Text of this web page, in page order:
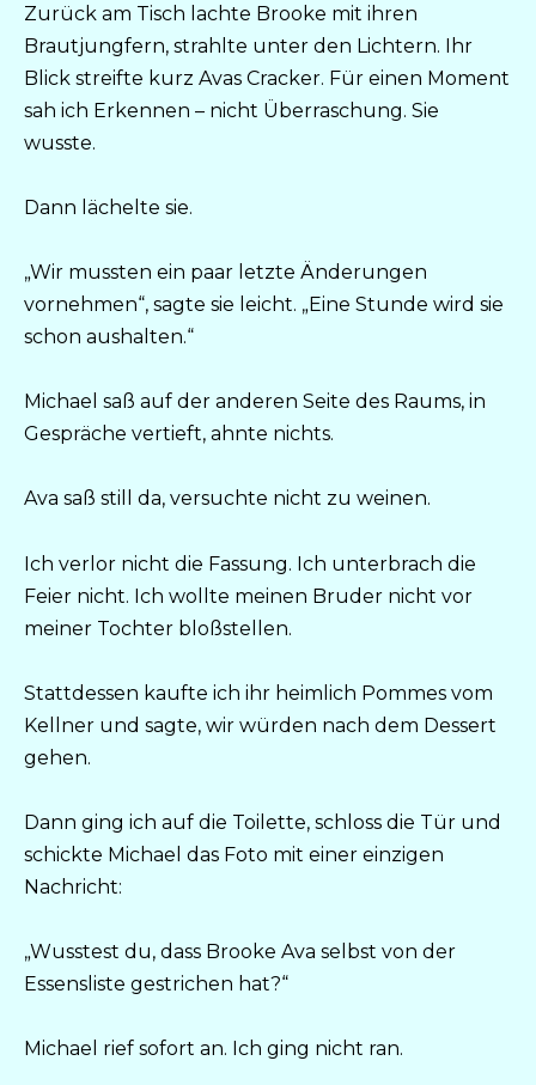
Zurück am Tisch lachte Brooke mit ihren
Brautjungfern, strahlte unter den Lichtern. Ihr
Blick streifte kurz Avas Cracker. Für einen Moment
sah ich Erkennen – nicht Überraschung. Sie
wusste.
Dann lächelte sie.
„Wir mussten ein paar letzte Änderungen
vornehmen“, sagte sie leicht. „Eine Stunde wird sie
schon aushalten.“
Michael saß auf der anderen Seite des Raums, in
Gespräche vertieft, ahnte nichts.
Ava saß still da, versuchte nicht zu weinen.
Ich verlor nicht die Fassung. Ich unterbrach die
Feier nicht. Ich wollte meinen Bruder nicht vor
meiner Tochter bloßstellen.
Stattdessen kaufte ich ihr heimlich Pommes vom
Kellner und sagte, wir würden nach dem Dessert
gehen.
Dann ging ich auf die Toilette, schloss die Tür und
schickte Michael das Foto mit einer einzigen
Nachricht:
„Wusstest du, dass Brooke Ava selbst von der
Essensliste gestrichen hat?“
Michael rief sofort an. Ich ging nicht ran.